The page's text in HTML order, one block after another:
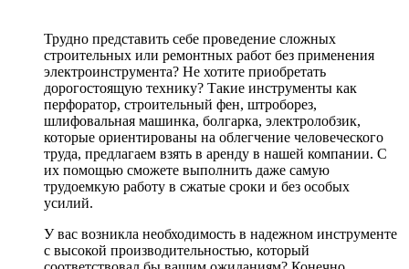
Трудно представить себе проведение сложных
строительных или ремонтных работ без применения
электроинструмента? Не хотите приобретать
дорогостоящую технику? Такие инструменты как
перфоратор, строительный фен, штроборез,
шлифовальная машинка, болгарка, электролобзик,
которые ориентированы на облегчение человеческого
труда, предлагаем взять в аренду в нашей компании. С
их помощью сможете выполнить даже самую
трудоемкую работу в сжатые сроки и без особых
усилий.
У вас возникла необходимость в надежном инструменте
с высокой производительностью, который